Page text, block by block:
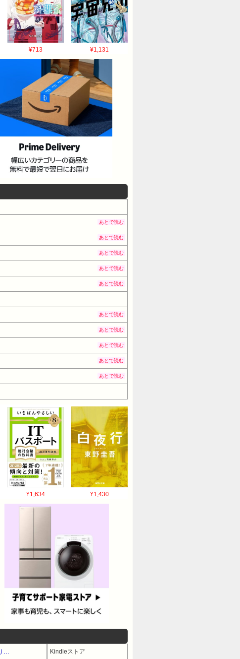
¥713 ¥1,131
あとで読む
あとで読む
あとで読む
あとで読む
あとで読む
あとで読む
あとで読む
あとで読む
あとで読む
あとで読む
¥1,634 ¥1,430
【最大50%OFF】KADOKAWA 簡単!美味い!レシピ本フェア③『クタクタな心と体をおいしく満たす いたわりごはん』他 Kindleストア